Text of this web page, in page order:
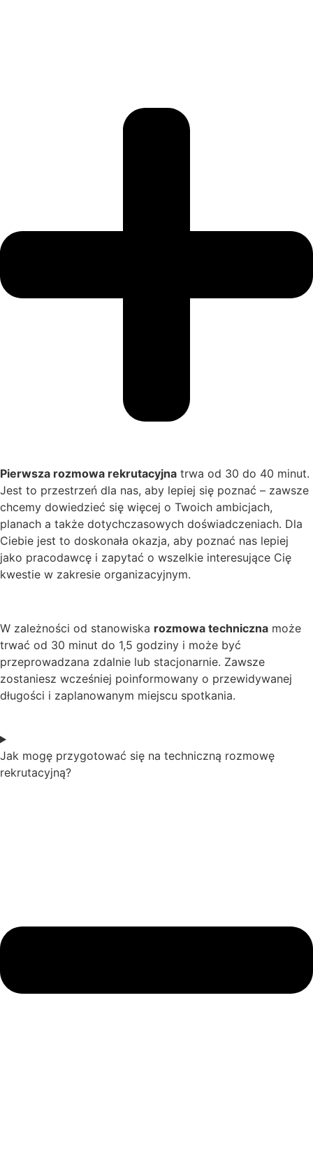
Pierwsza rozmowa rekrutacyjna trwa od 30 do 40 minut.
Jest to przestrzeń dla nas, aby lepiej się poznać – zawsze
chcemy dowiedzieć się więcej o Twoich ambicjach,
planach a także dotychczasowych doświadczeniach. Dla
Ciebie jest to doskonała okazja, aby poznać nas lepiej
jako pracodawcę i zapytać o wszelkie interesujące Cię
kwestie w zakresie organizacyjnym.
W zależności od stanowiska rozmowa techniczna może
trwać od 30 minut do 1,5 godziny i może być
przeprowadzana zdalnie lub stacjonarnie. Zawsze
zostaniesz wcześniej poinformowany o przewidywanej
długości i zaplanowanym miejscu spotkania.
Jak mogę przygotować się na techniczną rozmowę
rekrutacyjną?